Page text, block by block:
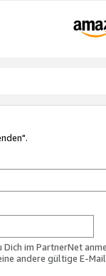
Dich im PartnerNet
andere gültige E-